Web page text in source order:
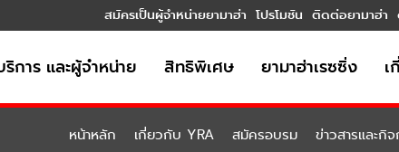
สมัครเป็นผู้จำหน่ายยามาฮ่า โปรโมชัน ติดต่อยามาฮ่า
การ และผู้จำหน่าย สิทธิพิเศษ ยามาฮ่าเรซซิ่ง เ
หน้าหลัก เกี่ยวกับ YRA สมัครอบรม ข่าวสารและกิ